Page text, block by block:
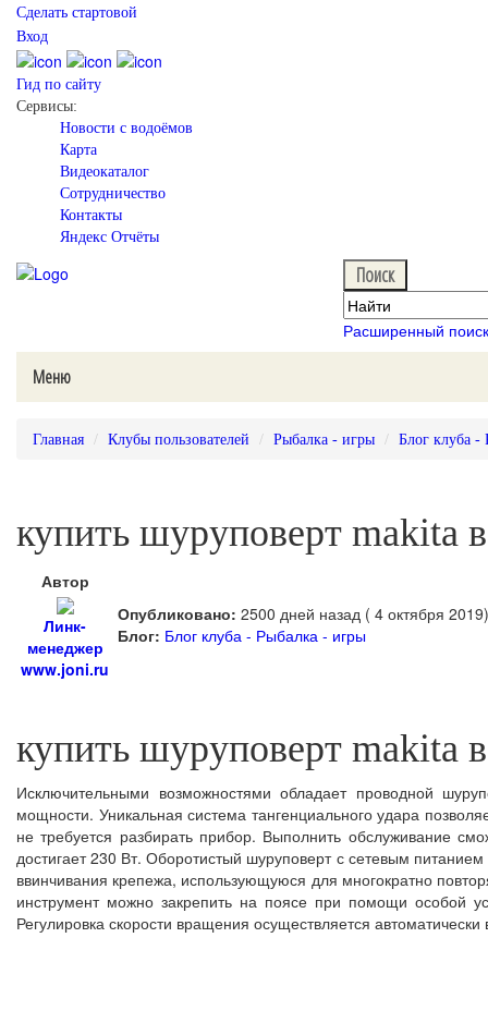
Сделать стартовой
Вход
Гид по сайту
Сервисы:
Новости с водоёмов
Карта
Видеокаталог
Сотрудничество
Контакты
Яндекс Отчёты
Расширенный поиск
Меню
Главная Клубы пользователей Рыбалка - игры Блог клуба -
купить шуруповерт makita
Автор
Линк-
менеджер
www.joni.ru
Опубликовано: 2500 дней назад ( 4 октября 2019)
Блог: Блог клуба - Рыбалка - игры
купить шуруповерт makita
Исключительными возможностями обладает проводной
мощности. Уникальная система тангенциального удара
не требуется разбирать прибор. Выполнить обслуживание
достигает 230 Вт. Оборотистый шуруповерт с сетевым
ввинчивания крепежа, использующуюся для многократно
инструмент можно закрепить на поясе при помощи особой
Регулировка скорости вращения осуществляется